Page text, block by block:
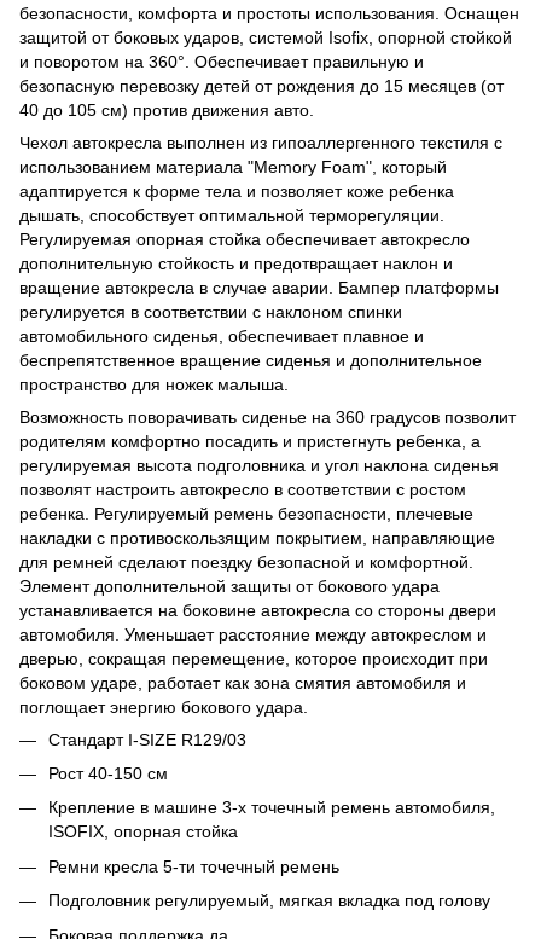
безопасности, комфорта и простоты использования. Оснащен
защитой от боковых ударов, системой Isofix, опорной стойкой
и поворотом на 360°. Обеспечивает правильную и
безопасную перевозку детей от рождения до 15 месяцев (от
40 до 105 см) против движения авто.
Чехол автокресла выполнен из гипоаллергенного текстиля с
использованием материала "Memory Foam", который
адаптируется к форме тела и позволяет коже ребенка
дышать, способствует оптимальной терморегуляции.
Регулируемая опорная стойка обеспечивает автокресло
дополнительную стойкость и предотвращает наклон и
вращение автокресла в случае аварии. Бампер платформы
регулируется в соответствии с наклоном спинки
автомобильного сиденья, обеспечивает плавное и
беспрепятственное вращение сиденья и дополнительное
пространство для ножек малыша.
Возможность поворачивать сиденье на 360 градусов позволит
родителям комфортно посадить и пристегнуть ребенка, а
регулируемая высота подголовника и угол наклона сиденья
позволят настроить автокресло в соответствии с ростом
ребенка. Регулируемый ремень безопасности, плечевые
накладки с противоскользящим покрытием, направляющие
для ремней сделают поездку безопасной и комфортной.
Элемент дополнительной защиты от бокового удара
устанавливается на боковине автокресла со стороны двери
автомобиля. Уменьшает расстояние между автокреслом и
дверью, сокращая перемещение, которое происходит при
боковом ударе, работает как зона смятия автомобиля и
поглощает энергию бокового удара.
Стандарт I-SIZE R129/03
Рост 40-150 см
Крепление в машине 3-х точечный ремень автомобиля,
ISOFIX, опорная стойка
Ремни кресла 5-ти точечный ремень
Подголовник регулируемый, мягкая вкладка под голову
Боковая поддержка да